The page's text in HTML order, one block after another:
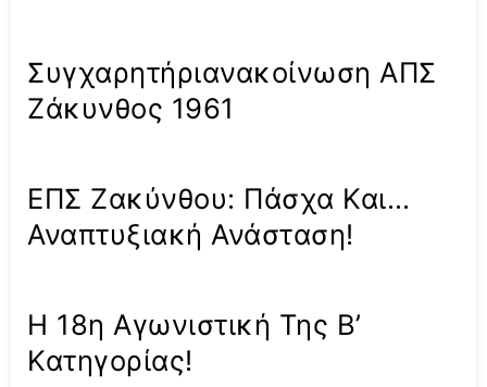
Συγχαρητήριανακοίνωση ΑΠΣ
Ζάκυνθος 1961
ΕΠΣ Ζακύνθου: Πάσχα Και…
Αναπτυξιακή Ανάσταση!
Η 18η Αγωνιστική Της Β’
Κατηγορίας!